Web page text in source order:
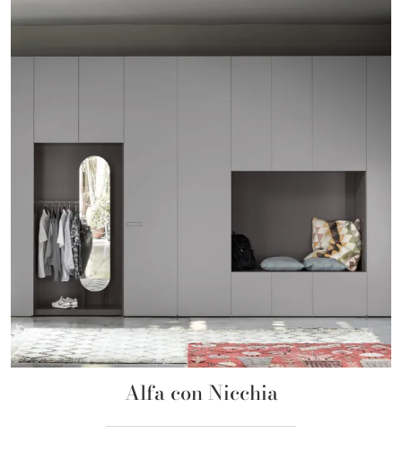
Alfa con Nicchia